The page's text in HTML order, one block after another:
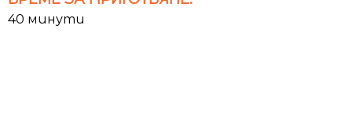
40 минути